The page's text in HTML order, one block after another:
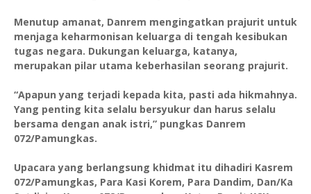
Menutup amanat, Danrem mengingatkan prajurit untuk
menjaga keharmonisan keluarga di tengah kesibukan
tugas negara. Dukungan keluarga, katanya,
merupakan pilar utama keberhasilan seorang prajurit.
“Apapun yang terjadi kepada kita, pasti ada hikmahnya.
Yang penting kita selalu bersyukur dan harus selalu
bersama dengan anak istri,” pungkas Danrem
072/Pamungkas.
Upacara yang berlangsung khidmat itu dihadiri Kasrem
072/Pamungkas, Para Kasi Korem, Para Dandim, Dan/Ka